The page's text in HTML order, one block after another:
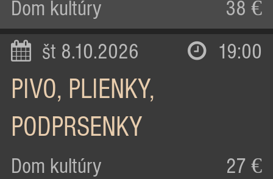
Dom kultúry 38 €
št 8.10.2026 19:00
PIVO, PLIENKY,
PODPRSENKY
Dom kultúry 27 €